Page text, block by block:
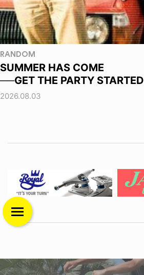
RANDOM
SUMMER HAS COME
──GET THE PARTY STARTED
2026.08.03